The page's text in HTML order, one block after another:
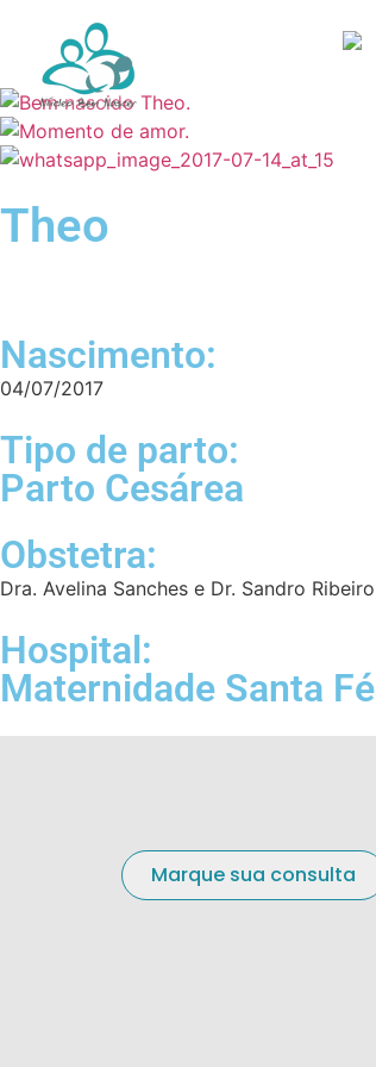
Theo
Nascimento:
04/07/2017
Tipo de parto:
Parto Cesárea
Obstetra:
Dra. Avelina Sanches e Dr. Sandro Ribeiro
Hospital:
Maternidade Santa Fé
Marque sua consulta